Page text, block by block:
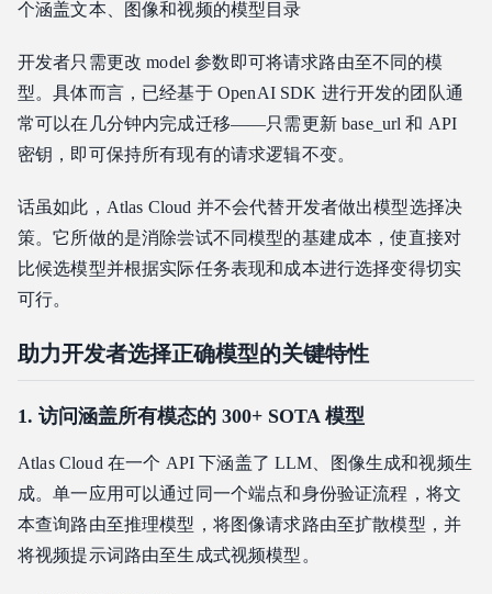
个涵盖文本、图像和视频的模型目录
开发者只需更改 model 参数即可将请求路由至不同的模
型。具体而言，已经基于 OpenAI SDK 进行开发的团队通
常可以在几分钟内完成迁移——只需更新 base_url 和 API
密钥，即可保持所有现有的请求逻辑不变。
话虽如此，Atlas Cloud 并不会代替开发者做出模型选择决
策。它所做的是消除尝试不同模型的基建成本，使直接对
比候选模型并根据实际任务表现和成本进行选择变得切实
可行。
助力开发者选择正确模型的关键特性
1. 访问涵盖所有模态的 300+ SOTA 模型
Atlas Cloud 在一个 API 下涵盖了 LLM、图像生成和视频生
成。单一应用可以通过同一个端点和身份验证流程，将文
本查询路由至推理模型，将图像请求路由至扩散模型，并
将视频提示词路由至生成式视频模型。